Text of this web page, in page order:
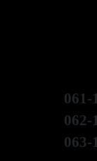
061-
062-
063-